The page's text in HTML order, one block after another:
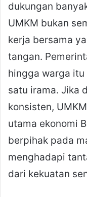
dukungan
UMKM bukan
kerja bersama
tangan.
hingga warga
satu irama. Jika
konsisten,
utama ekonomi
berpihak pada
menghadapi
dari kekuatan